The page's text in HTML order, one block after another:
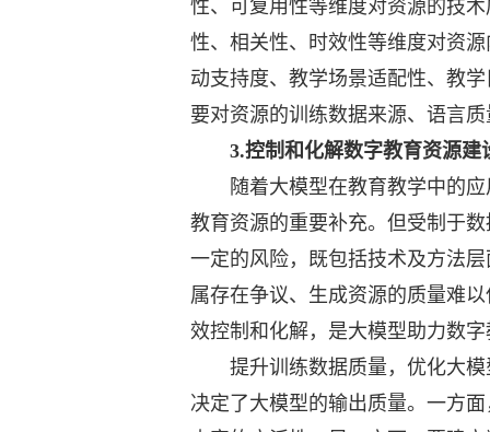
性、可复用性等维度对资源的技
性、相关性、时效性等维度对资
动支持度、教学场景适配性、教
要对资源的训练数据来源、语言
3.控制和化解数字教育资源建
随着大模型在教育教学中的应
教育资源的重要补充。但受制于
一定的风险，既包括技术及方法
属存在争议、生成资源的质量难
效控制和化解，是大模型助力数
提升训练数据质量，优化大模
决定了大模型的输出质量。一方